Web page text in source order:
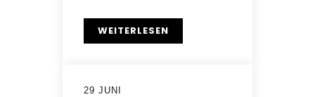
WEITERLESEN
29 JUNI